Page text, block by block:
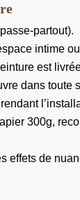
partout).
intime
est
dans toute
300g,
effets de